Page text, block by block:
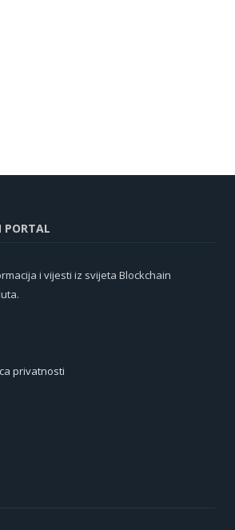
PORTAL
i vijesti iz svijeta Blockchain
privatnosti